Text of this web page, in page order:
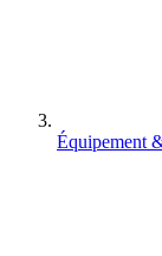
Équipement